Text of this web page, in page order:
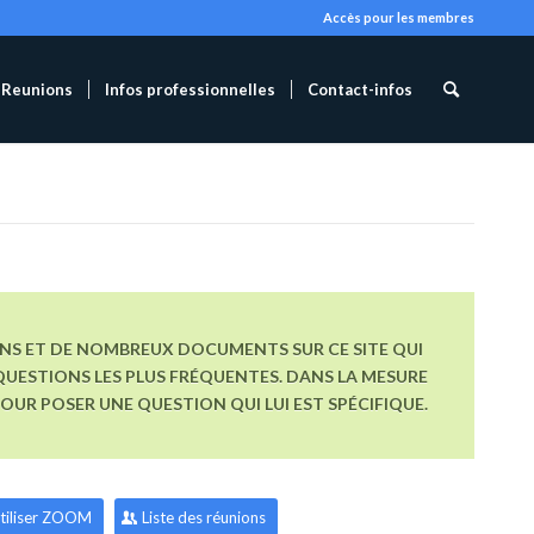
Accès pour les membres
Reunions Infos professionnelles Contact-infos
ET DE NOMBREUX DOCUMENTS SUR CE SITE QUI
LES PLUS FRÉQUENTES. DANS LA MESURE
POSER UNE QUESTION QUI LUI EST SPÉCIFIQUE.
ZOOM Liste des réunions